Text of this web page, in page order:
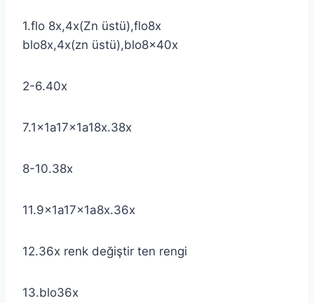
1.flo 8x,4x(Zn üstü),flo8x
blo8x,4x(zn üstü),blo8x40x
2-6.40x
7.1x1a17x1a18x.38x
8-10.38x
11.9x1a17x1a8x.36x
12.36x renk değiştir ten rengi
13.blo36x